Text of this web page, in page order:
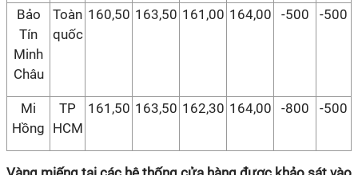
Bảo
Tín
Minh
Châu
Toàn
quốc
160,50 163,50 161,00 164,00 -500 -500
Mi
Hồng
TP
HCM
161,50 163,50 162,30 164,00 -800 -500